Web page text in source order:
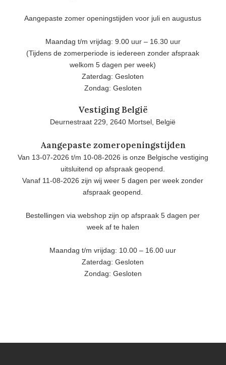
Aangepaste zomer openingstijden voor juli en augustus
Maandag t/m vrijdag: 9.00 uur – 16.30 uur
(Tijdens de zomerperiode is iedereen zonder afspraak
welkom 5 dagen per week)
Zaterdag: Gesloten
Zondag: Gesloten
Vestiging België
Deurnestraat 229, 2640 Mortsel, België
Aangepaste zomeropeningstijden
Van 13-07-2026 t/m 10-08-2026 is onze Belgische vestiging
uitsluitend op afspraak geopend.
Vanaf 11-08-2026 zijn wij weer 5 dagen per week zonder
afspraak geopend.
Bestellingen via webshop zijn op afspraak 5 dagen per
week af te halen
Maandag t/m vrijdag: 10.00 – 16.00 uur
Zaterdag: Gesloten
Zondag: Gesloten